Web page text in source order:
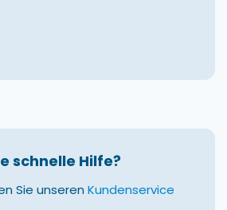
schnelle Hilfe?
Sie unseren Kundenservice